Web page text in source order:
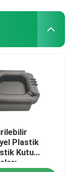
Plastik
Kutu